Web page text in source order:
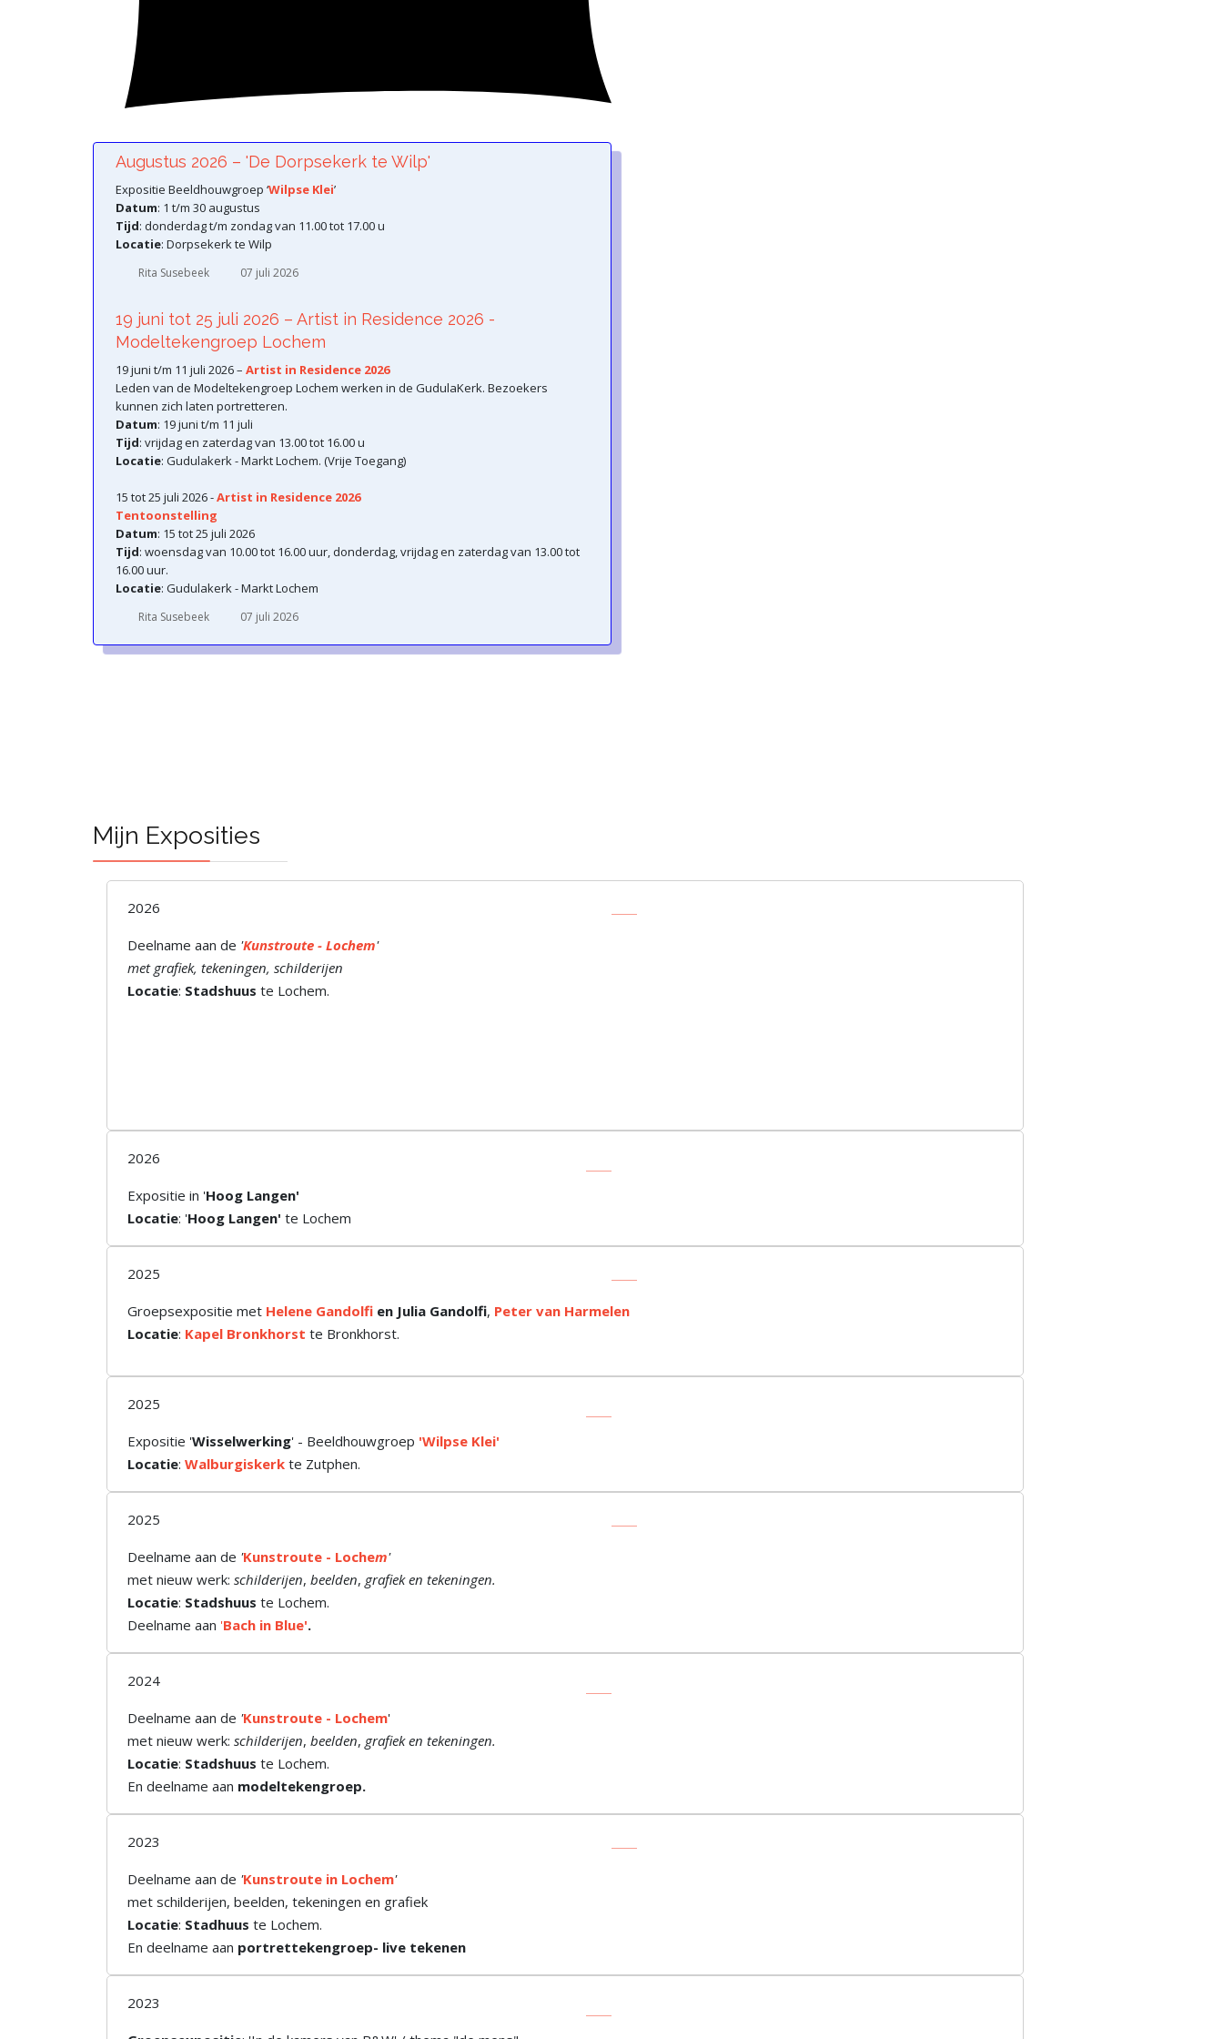
Augustus 2026 – 'De Dorpsekerk te Wilp'
Expositie Beeldhouwgroep ‘Wilpse Klei’
Datum: 1 t/m 30 augustus
Tijd: donderdag t/m zondag van 11.00 tot 17.00 u
Locatie: Dorpsekerk te Wilp
Rita Susebeek 07 juli 2026
19 juni tot 25 juli 2026 – Artist in Residence 2026 -
Modeltekengroep Lochem
19 juni t/m 11 juli 2026 – Artist in Residence 2026
Leden van de Modeltekengroep Lochem werken in de GudulaKerk. Bezoekers
kunnen zich laten portretteren.
Datum: 19 juni t/m 11 juli
Tijd: vrijdag en zaterdag van 13.00 tot 16.00 u
Locatie: Gudulakerk - Markt Lochem. (Vrije Toegang)
15 tot 25 juli 2026 -Artist in Residence 2026
Tentoonstelling
Datum: 15 tot 25 juli 2026
Tijd: woensdag van 10.00 tot 16.00 uur, donderdag, vrijdag en zaterdag van 13.00 tot
16.00 uur.
Locatie: Gudulakerk - Markt Lochem
Rita Susebeek 07 juli 2026
Mijn Exposities
2026
Deelname aan de 'Kunstroute - Lochem'
met grafiek, tekeningen, schilderijen
Locatie: Stadshuus te Lochem.
2026
Expositie in 'Hoog Langen'
Locatie: 'Hoog Langen' te Lochem
2025
Groepsexpositie met Helene Gandolfi en Julia Gandolfi, Peter van Harmelen
Locatie: Kapel Bronkhorst te Bronkhorst.
2025
Expositie 'Wisselwerking' - Beeldhouwgroep 'Wilpse Klei'
Locatie: Walburgiskerk te Zutphen.
2025
Deelname aan de 'Kunstroute - Lochem'
met nieuw werk: schilderijen, beelden, grafiek en tekeningen.
Locatie: Stadshuus te Lochem.
Deelname aan 'Bach in Blue'.
2024
Deelname aan de 'Kunstroute - Lochem'
met nieuw werk: schilderijen, beelden, grafiek en tekeningen.
Locatie: Stadshuus te Lochem.
En deelname aan modeltekengroep.
2023
Deelname aan de 'Kunstroute in Lochem'
met schilderijen, beelden, tekeningen en grafiek
Locatie: Stadhuus te Lochem.
En deelname aan portrettekengroep- live tekenen
2023